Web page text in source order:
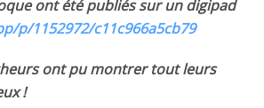
ont été publiés sur un digipad
p/1152972/c11c966a5cb79
ont pu montrer tout leurs
!